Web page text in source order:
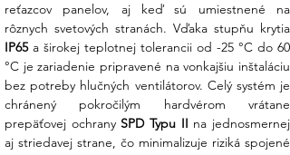
Podrobné technické špecifikácie:
V Ensun staviame na transparentnosti a
faktoch. Tu sú kľúčové parametre modelu
FoxESS H3-12.0-E:
1. Výkonové a elektrické parametre
reťazcov panelov, aj keď sú umiestnené na
IP65 a širokej teplotnej tolerancii od -25 °C do 60
°C je zariadenie pripravené na vonkajšiu inštaláciu
bez potreby hlučných ventilátorov. Celý systém je
chránený pokročilým hardvérom vrátane
prepäťovej ochrany SPD Typu II na jednosmernej
aj striedavej strane, čo minimalizuje riziká spojené